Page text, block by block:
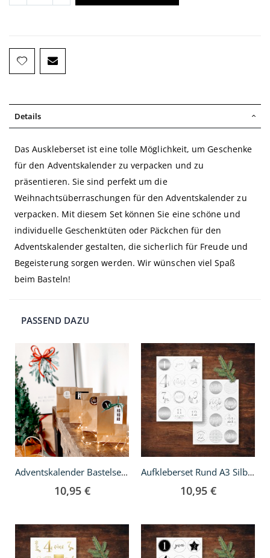
Details
Das Auskleberset ist eine tolle Möglichkeit, um Geschenke
für den Adventskalender zu verpacken und zu
präsentieren. Sie sind perfekt um die
Weihnachtsüberraschungen für den Adventskalender zu
verpacken. Mit diesem Set können Sie eine schöne und
individuelle Geschenktüten oder Päckchen für den
Adventskalender gestalten, die sicherlich für Freude und
Begeisterung sorgen werden. Wir wünschen viel Spaß
beim Basteln!
PASSEND DAZU
Adventskalender Bastelset - Schwarz
10,95 €
In
den
Warenkorb
Aufkleberset Rund A3 Silber
10,95 €
In
den
Warenkorb
In
den
Warenkorb
In
den
Warenkorb